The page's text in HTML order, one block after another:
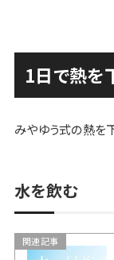
1日で熱を
みやゆう式の熱を
水を飲む
関連記事